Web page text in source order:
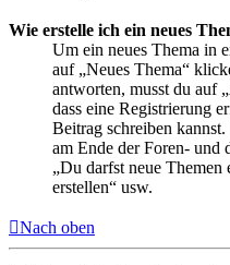
Wie erstelle ich ein neues
Um ein neues Thema in
auf „Neues Thema“
antworten, musst du auf
dass eine Registrierung
Beitrag schreiben
am Ende der Foren- und
„Du darfst neue Themen
erstellen“ usw.
Nach oben